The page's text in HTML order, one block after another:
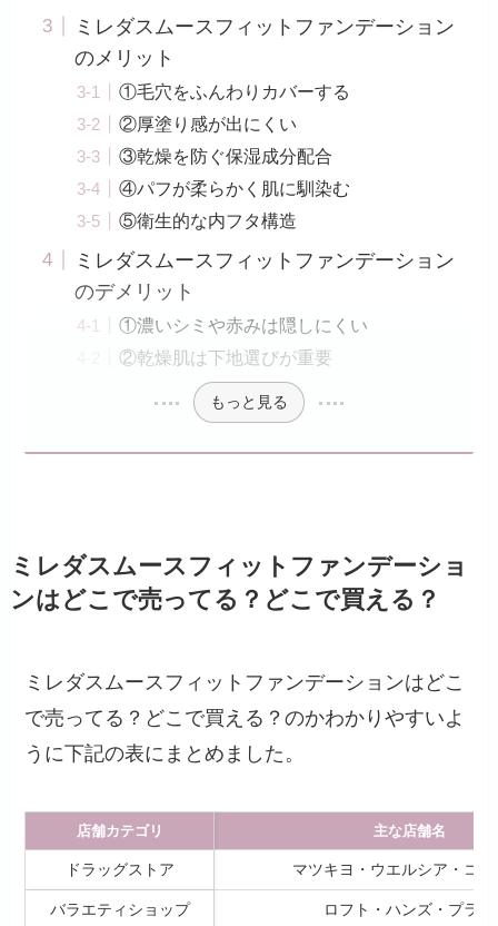
ミレダスムースフィットファンデーション
のメリット
①毛穴をふんわりカバーする
②厚塗り感が出にくい
③乾燥を防ぐ保湿成分配合
④パフが柔らかく肌に馴染む
⑤衛生的な内フタ構造
ミレダスムースフィットファンデーション
のデメリット
①濃いシミや赤みは隠しにくい
②乾燥肌は下地選びが重要
もっと見る
ミレダスムースフィットファンデーショ
ンはどこで売ってる？どこで買える？
ミレダスムースフィットファンデーションはどこ
で売ってる？どこで買える？のかわかりやすいよ
うに下記の表にまとめました。
店舗カテゴリ 主な店舗名
ドラッグストア マツキヨ・ウエルシア・コ
バラエティショップ ロフト・ハンズ・プラザ